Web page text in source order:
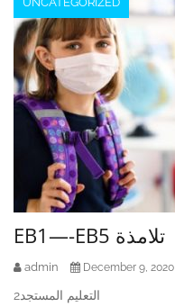
EB1—-EB5 تلامذة
admin December 9, 2020
التعليم المستجد2